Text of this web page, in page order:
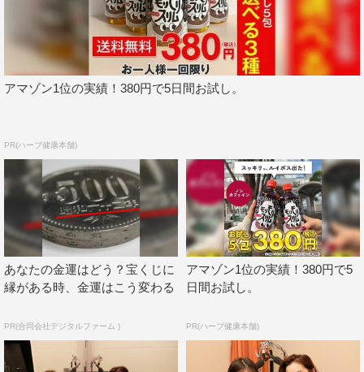
2 全文表示
中島裕翔 坂口涼太郎 小手伸也
織田裕二
アマゾン1位の実績！380円で5日間お試し。
PR(ハーブ健康本舗)
あなたの金運はどう？宝くじに
縁がある時、金運はこう変わる
PR(合同会社デジタルファーム )
アマゾン1位の実績！380円で5
日間お試し。
PR(ハーブ健康本舗)